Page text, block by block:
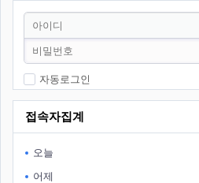
자동로그인
접속자집계
오늘
어제